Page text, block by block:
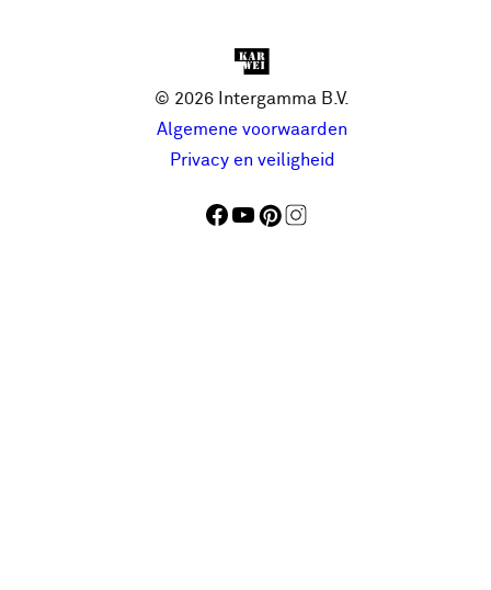
© 2026 Intergamma B.V.
Algemene voorwaarden
Privacy en veiligheid